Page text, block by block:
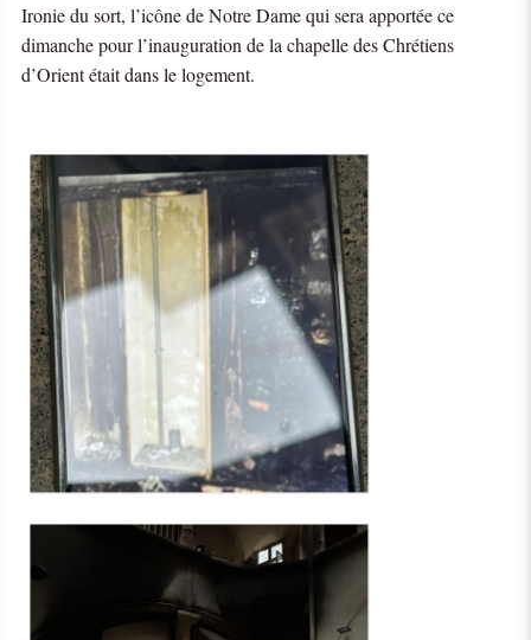
Ironie du sort, l’icône de Notre Dame qui sera apportée ce
dimanche pour l’inauguration de la chapelle des Chrétiens
d’Orient était dans le logement.